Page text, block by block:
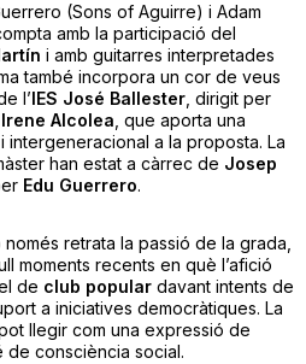
(Sons of Aguirre) i Adam
amb la participació del
i amb guitarres interpretades
també incorpora un cor de veus
l’IES José Ballester, dirigit per
Irene Alcolea , que aporta una
intergeneracional a la proposta. La
han estat a càrrec de Josep
Edu Guerrero.
retrata la passió de la grada,
moments recents en què l’afició
de club populardavant intents de
a iniciatives democràtiques. La
llegir com una expressió de
de consciència social.